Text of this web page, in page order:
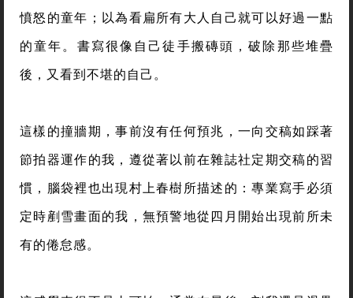
憤怒的童年；以為看扁所有大人自己就可以好過一點
的童年。書寫很像自己徒手搬磚頭，破除那些堆疊
後，又看到不堪的自己。
這樣的撞牆期，事前沒有任何預兆，一向交稿如踩著
節拍器運作的我，遵從著以前在雜誌社定期交稿的習
慣，腦袋裡也出現村上春樹所描述的：專業寫手必須
定時剷雪畫面的我，無預警地從四月開始出現前所未
有的倦怠感。